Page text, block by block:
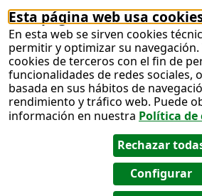
Esta página web usa
En esta web se sirven cookies
permitir y optimizar su navegación.
cookies de terceros con el fin de
funcionalidades de redes sociales,
basada en sus hábitos de
rendimiento y tráfico web. Puede
información en nuestra Política de